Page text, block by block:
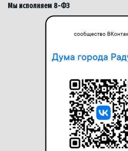
Мы исполняем 8-ФЗ